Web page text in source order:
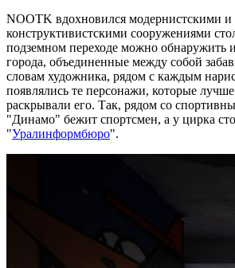
NOOTK вдохновился модернистскими и
конструктивистскими сооружениями
подземном переходе можно обнаружить
города, объединенные между собой
словам художника, рядом с каждым
появлялись те персонажи, которые
раскрывали его. Так, рядом со
"Динамо" бежит спортсмен, а у цирка
"Уралинформбюро".